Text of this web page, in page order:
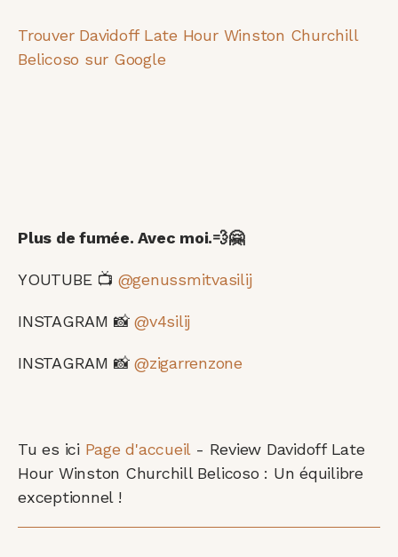
Trouver Davidoff Late Hour Winston Churchill
Belicoso sur Google
Plus de fumée. Avec moi.💨🤗
YOUTUBE 📺 @genussmitvasilij
INSTAGRAM 📸@v4silij
INSTAGRAM 📸@zigarrenzone
Tu es ici Page d'accueil- Review Davidoff Late
Hour Winston Churchill Belicoso : Un équilibre
exceptionnel !